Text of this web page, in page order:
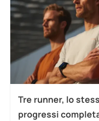
Tre runner, lo
progressi